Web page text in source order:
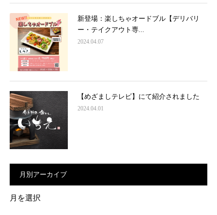
新登場：楽しちゃオードブル【デリバリ
ー・テイクアウト専...
2024.04.07
【めざましテレビ】にて紹介されました
2024.04.01
月別アーカイブ
月